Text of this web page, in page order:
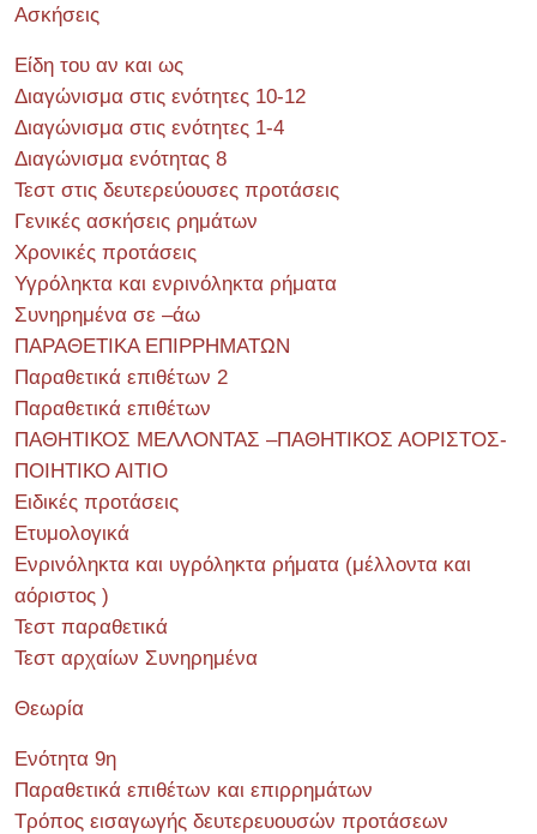
Ασκήσεις
Είδη του αν και ως
Διαγώνισμα στις ενότητες 10-12
Διαγώνισμα στις ενότητες 1-4
Διαγώνισμα ενότητας 8
Τεστ στις δευτερεύουσες προτάσεις
Γενικές ασκήσεις ρημάτων
Χρονικές προτάσεις
Υγρόληκτα και ενρινόληκτα ρήματα
Συνηρημένα σε –άω
ΠΑΡΑΘΕΤΙΚΑ ΕΠΙΡΡΗΜΑΤΩΝ
Παραθετικά επιθέτων 2
Παραθετικά επιθέτων
ΠΑΘΗΤΙΚΟΣ ΜΕΛΛΟΝΤΑΣ –ΠΑΘΗΤΙΚΟΣ ΑΟΡΙΣΤΟΣ-
ΠΟΙΗΤΙΚΟ ΑΙΤΙΟ
Ειδικές προτάσεις
Ετυμολογικά
Ενρινόληκτα και υγρόληκτα ρήματα (μέλλοντα και
αόριστος )
Τεστ παραθετικά
Τεστ αρχαίων Συνηρημένα
Θεωρία
Ενότητα 9η
Παραθετικά επιθέτων και επιρρημάτων
Τρόπος εισαγωγής δευτερευουσών προτάσεων